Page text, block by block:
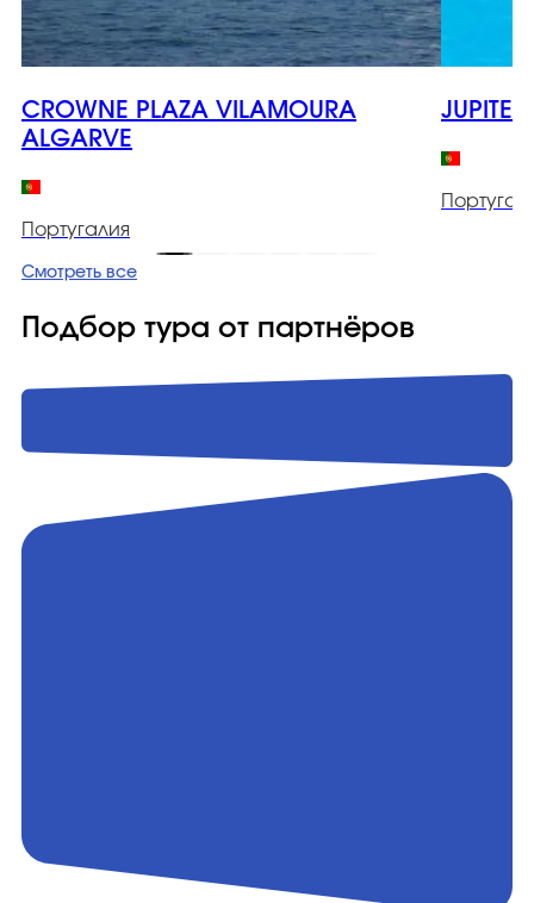
CROWNE PLAZA VILAMOURA
ALGARVE
Португалия
Смотреть все
Подбор тура от партнёров